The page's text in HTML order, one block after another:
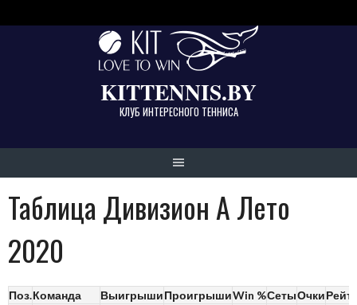
KITTENNIS.BY
КЛУБ ИНТЕРЕСНОГО ТЕННИСА
Таблица Дивизион A Лето
2020
Поз.Команда ВыигрышиПроигрышиWin %СетыОчки